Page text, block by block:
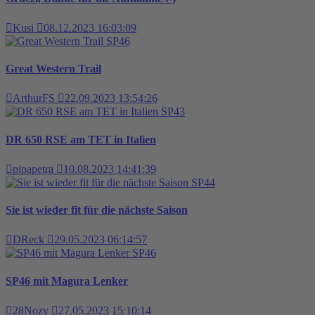
Kusi
08.12.2023 16:03:09
SP46
Great Western Trail
ArthurFS
22.09.2023 13:54:26
SP43
DR 650 RSE am TET in Italien
pipapetra
10.08.2023 14:41:39
SP44
Sie ist wieder fit für die nächste Saison
DReck
29.05.2023 06:14:57
SP46
SP46 mit Magura Lenker
28Nozy 27.05.2023 15:10:14